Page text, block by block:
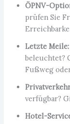
ÖPNV-
prüfen Sie
Letzte Meile:
beleuchtet?
Fußweg
verfügbar?
Hotel-